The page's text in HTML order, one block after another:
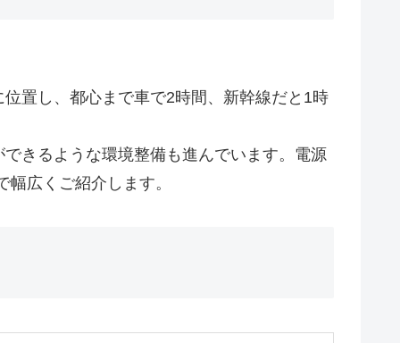
置し、都心まで車で2時間、新幹線だと1時
きるような環境整備も進んでいます。電源
広くご紹介します。